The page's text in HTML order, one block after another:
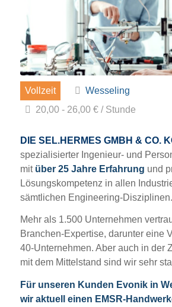
Vollzeit
Wesseling
20,00 - 26,00 € / Stunde
DIE SEL.HERMES GMBH & CO.
spezialisierter Ingenieur- und
mit über 25 Jahre Erfahrung und
Lösungskompetenz in allen
sämtlichen Engineering-Disziplinen.
Mehr als 1.500 Unternehmen
Branchen-Expertise, darunter eine
40-Unternehmen. Aber auch in der
mit dem Mittelstand sind wir sehr
Für unseren Kunden Evonik in
wir aktuell einen EMSR-